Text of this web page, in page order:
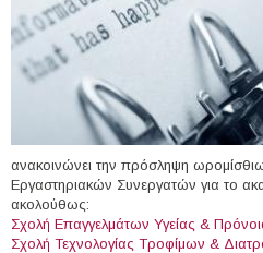
ανακοινώνει την πρόσληψη
Εργαστηριακών Συνεργατών για το
ακολούθως:
Σχολή Επαγγελμάτων Υγείας &
Σχολή Τεχνολογίας Τροφίμων &